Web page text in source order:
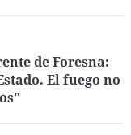
de Foresna:
El fuego no